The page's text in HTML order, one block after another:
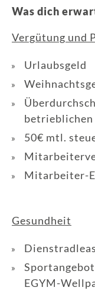
Was dich
Vergütung und
Urlaubsgeld
50€ mtl.
Mitarbeiter-
Gesundheit
EGYM-